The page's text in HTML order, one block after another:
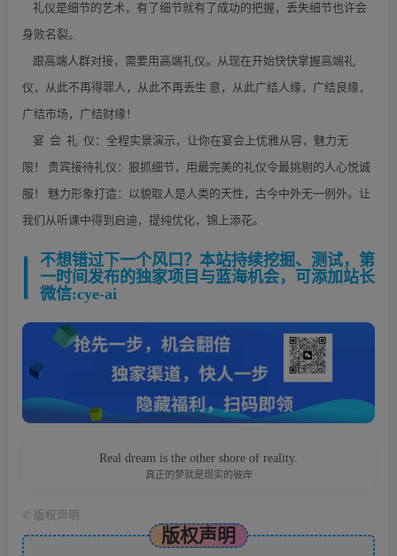
礼仪是细节的艺术，有了细节就有了成功的把握，丢失细节也许会
身败名裂。
跟高端人群对接，需要用高端礼仪。从现在开始快快掌握高端礼
仪，从此不再得罪人，从此不再丢生 意，从此广结人缘，广结良缘，
广结市场，广结财缘！
宴 会 礼 仪：全程实景演示，让你在宴会上优雅从容，魅力无
限！ 贵宾接待礼仪：狠抓细节，用最完美的礼仪令最挑剔的人心悦诚
服！ 魅力形象打造：以貌取人是人类的天性，古今中外无一例外。让
我们从听课中得到启迪，提纯优化，锦上添花。
不想错过下一个风口？本站持续挖掘、测试，第
一时间发布的独家项目与蓝海机会，可添加站长
微信:cye-ai
Real dream is the other shore of reality.
真正的梦就是现实的彼岸
版权声明
版权声明